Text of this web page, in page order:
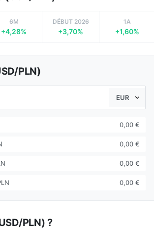
6M
+4,28%
DÉBUT 2026
+3,70%
1A
+1,60%
PLN)
0,00 €
0,00 €
0,00 €
0,00 €
PLN) ?